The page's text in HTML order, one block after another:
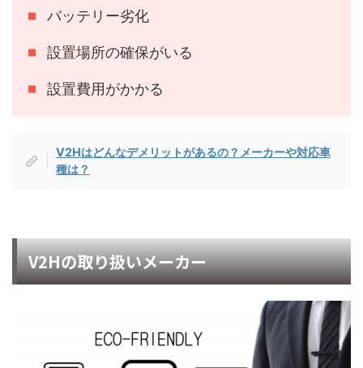
バッテリー劣化
設置場所の確保がいる
設置費用がかかる
V2Hはどんなデメリットがあるの？メーカーや対応車
種は？
V2Hの取り扱いメーカー